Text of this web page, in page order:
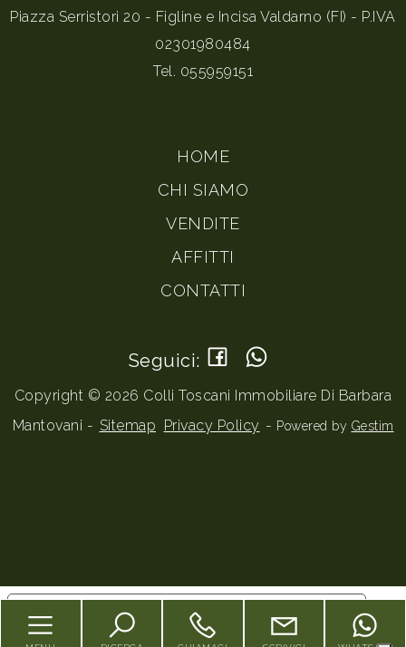
Piazza Serristori 20 - Figline e Incisa Valdarno (FI) - P.IVA
02301980484
Tel. 055959151
HOME
CHI SIAMO
VENDITE
AFFITTI
CONTATTI
Seguici:
Copyright © 2026 Colli Toscani Immobiliare Di Barbara
Mantovani - Sitemap Privacy Policy - Powered by Gestim
Informativa sulla raccolta
Le tue preferenze relative alla privacy